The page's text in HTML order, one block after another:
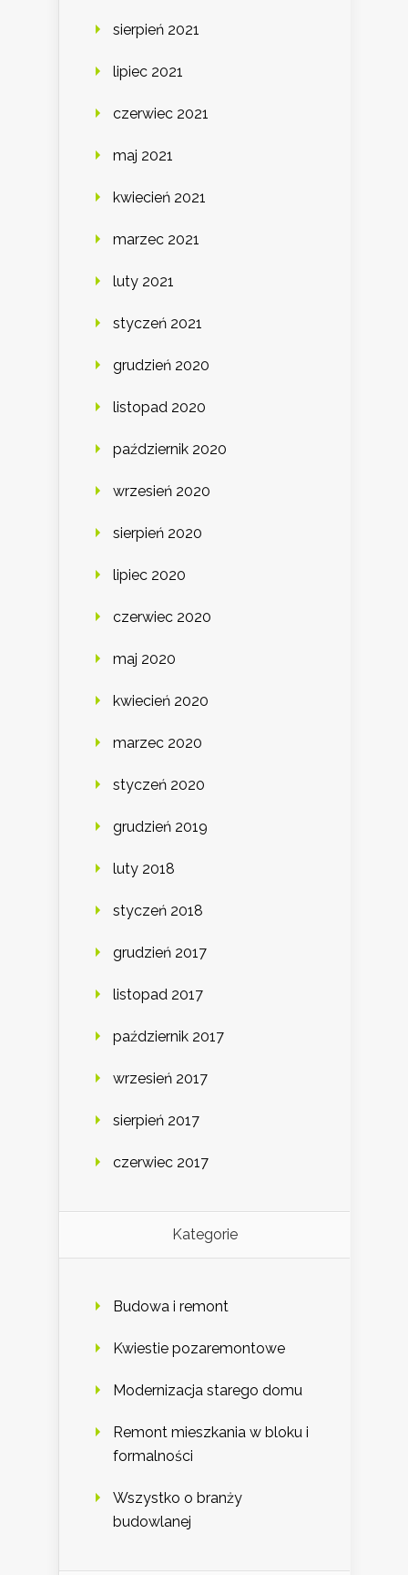
sierpień 2021
lipiec 2021
czerwiec 2021
maj 2021
kwiecień 2021
marzec 2021
luty 2021
styczeń 2021
grudzień 2020
listopad 2020
październik 2020
wrzesień 2020
sierpień 2020
lipiec 2020
czerwiec 2020
maj 2020
kwiecień 2020
marzec 2020
styczeń 2020
grudzień 2019
luty 2018
styczeń 2018
grudzień 2017
listopad 2017
październik 2017
wrzesień 2017
sierpień 2017
czerwiec 2017
Kategorie
Budowa i remont
Kwiestie pozaremontowe
Modernizacja starego domu
Remont mieszkania w bloku i
formalności
Wszystko o branży
budowlanej